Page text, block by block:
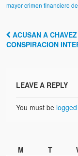
mayor crimen financiero
Post
ACUSAN A
CONSPIRACION
LEAVE A REPLY
You must be
M
T